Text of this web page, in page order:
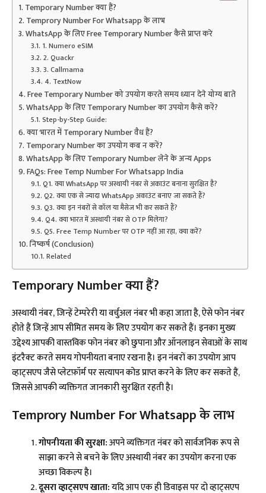
Temporary Number क्या हैं?
Temprory Number For Whatsapp के लाभ
WhatsApp के लिए Free Temporary Number कैसे प्राप्त करे
1. Numero eSIM
2. Quackr
3. Callmama
4. TextNow
Free Temporary Number को उपयोग करते समय ध्यान देने योग्य बाते
WhatsApp के लिए Temporary Number का उपयोग कैसे करें?
Step-by-Step Guide:
क्या भारत में Temporary Number वैध हैं?
Temporary Number का उपयोग कब न करें?
WhatsApp के लिए Temporary Number लेने के अन्य Apps
FAQs: Free Temp Number For Whatsapp India
Q1. क्या WhatsApp पर अस्थायी नंबर से अकाउंट बनाना सुरक्षित है?
Q2. क्या एक से ज्यादा WhatsApp अकाउंट बनाए जा सकते हैं?
Q3. क्या इन नंबरों से कॉल या मैसेज भी कर सकते हैं?
Q4. क्या भारत में अस्थायी नंबर से OTP मिलेगा?
Q5. Free Temp Number पर OTP नहीं आ रहा, क्या करें?
निष्कर्ष (Conclusion)
Related
Temporary Number क्या हैं?
अस्थायी नंबर, जिन्हें टेम्परेरी या वर्चुअल नंबर भी कहा जाता है, ऐसे फोन नंबर
होते हैं जिन्हें आप सीमित समय के लिए उपयोग कर सकते हैं। इनका मुख्य
उद्देश्य आपकी वास्तविक फोन नंबर को छुपाना और ऑनलाइन सेवाओं के साथ
इंटरैक्ट करते समय गोपनीयता बनाए रखना है। इन नंबरों का उपयोग आप
व्हाट्सएप जैसे प्लेटफ़ॉर्म पर सत्यापन कोड प्राप्त करने के लिए कर सकते हैं,
जिससे आपकी व्यक्तिगत जानकारी सुरक्षित रहती है।​
Temprory Number For Whatsapp के लाभ
गोपनीयता की सुरक्षा:अपने व्यक्तिगत नंबर को सार्वजनिक रूप से
साझा करने से बचने के लिए अस्थायी नंबर का उपयोग करना एक
अच्छा विकल्प है।​
दूसरा व्हाट्सएप खाता:यदि आप एक ही डिवाइस पर दो व्हाट्सएप